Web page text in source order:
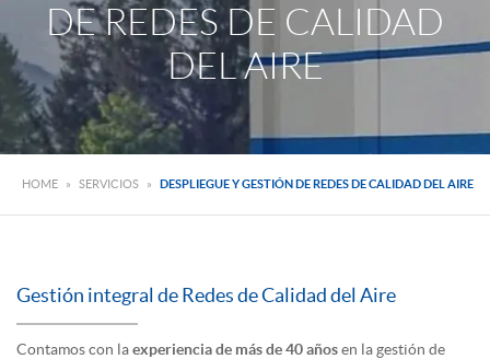
DE REDES DE CALIDAD
DEL AIRE
HOME » SERVICIOS » DESPLIEGUE Y GESTIÓN DE REDES DE CALIDAD DEL AIRE
Gestión integral de Redes de Calidad del Aire
Contamos con laexperiencia de más de 40 añosen la gestión de